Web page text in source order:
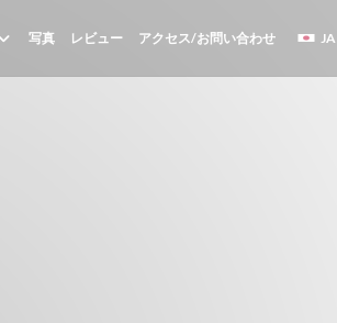
写真 レビュー アクセス/お問い合わせ JA